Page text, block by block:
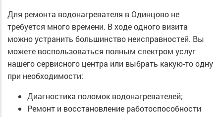
Для ремонта водонагревателя в Одинцово не
требуется много времени. В ходе одного визита
можно устранить большинство неисправностей. Вы
можете воспользоваться полным спектром услуг
нашего сервисного центра или выбрать какую-то одну
при необходимости:
Диагностика поломок водонагревателей;
Ремонт и восстановление работоспособности